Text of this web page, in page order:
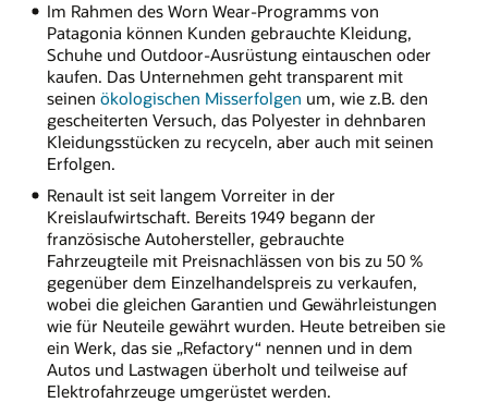
Im Rahmen des Worn Wear-Programms von
Patagonia können Kunden gebrauchte Kleidung,
Schuhe und Outdoor-Ausrüstung eintauschen oder
kaufen. Das Unternehmen geht transparent mit
seinen ökologischen Misserfolgen um, wie z.B. den
gescheiterten Versuch, das Polyester in dehnbaren
Kleidungsstücken zu recyceln, aber auch mit seinen
Erfolgen.
Renault ist seit langem Vorreiter in der
Kreislaufwirtschaft. Bereits 1949 begann der
französische Autohersteller, gebrauchte
Fahrzeugteile mit Preisnachlässen von bis zu 50 %
gegenüber dem Einzelhandelspreis zu verkaufen,
wobei die gleichen Garantien und Gewährleistungen
wie für Neuteile gewährt wurden. Heute betreiben sie
ein Werk, das sie „Refactory“ nennen und in dem
Autos und Lastwagen überholt und teilweise auf
Elektrofahrzeuge umgerüstet werden.